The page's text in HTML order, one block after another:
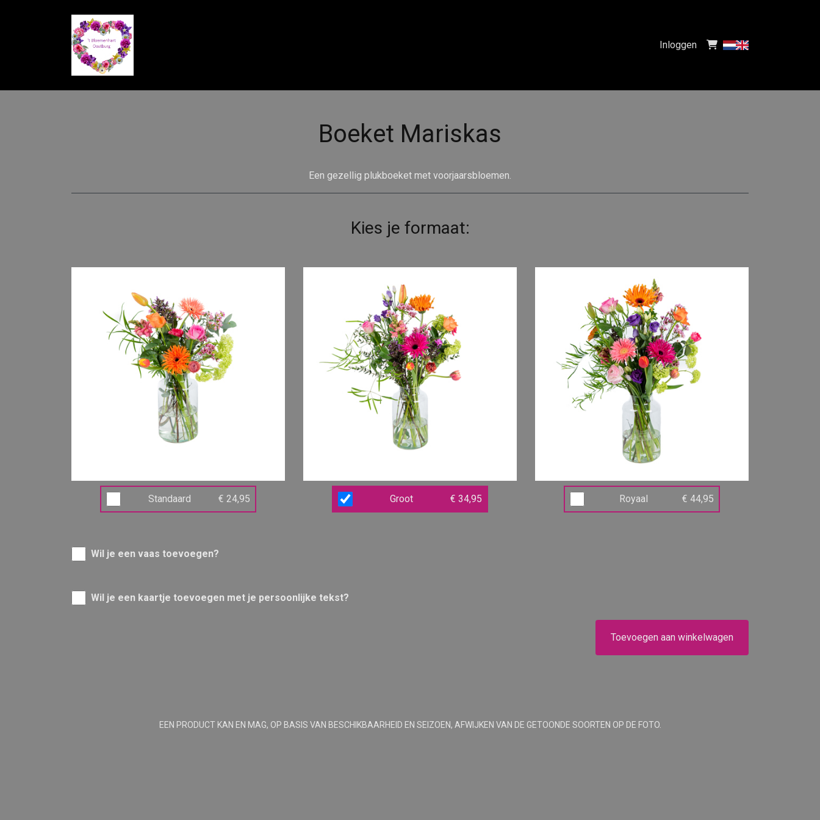
Inloggen
Boeket Mariskas
Een gezellig plukboeket met voorjaarsbloemen.
Kies je formaat:
Standaard € 24,95 Groot € 34,95 Royaal € 44,95
Wil je een vaas toevoegen?
Wil je een kaartje toevoegen met je persoonlijke tekst?
Toevoegen aan winkelwagen
EEN PRODUCT KAN EN MAG, OP BASIS VAN BESCHIKBAARHEID EN SEIZOEN, AFWIJKEN VAN DE GETOONDE SOORTEN OP DE FOTO.